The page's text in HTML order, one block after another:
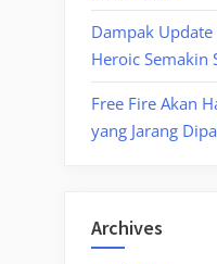
Dampak Update
Heroic Semakin
Free Fire Akan
yang Jarang
Archives